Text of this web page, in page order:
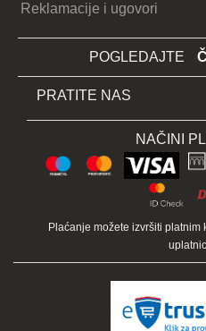
Reklamacije i ugovori
POGLEDAJTE
PRATITE NAS
NAČINI
Plaćanje možete izvršiti